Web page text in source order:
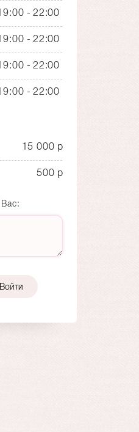
22:00
22:00
22:00
22:00
15 000 р
500 р
Войти